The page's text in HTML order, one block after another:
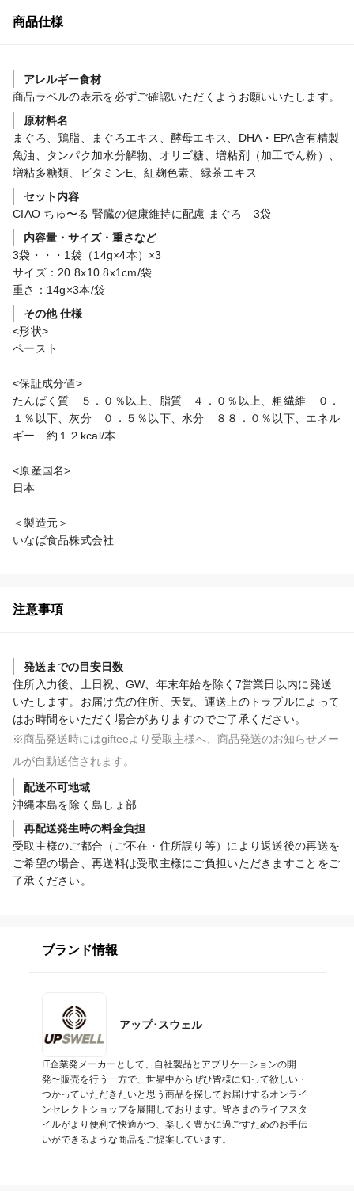
商品仕様
アレルギー食材
商品ラベルの表示を必ずご確認いただくようお願いいたします。
原材料名
まぐろ、鶏脂、まぐろエキス、酵母エキス、DHA・EPA含有精製
魚油、タンパク加水分解物、オリゴ糖、増粘剤（加工でん粉）、
増粘多糖類、ビタミンE、紅麹色素、緑茶エキス
セット内容
CIAO ちゅ〜る 腎臓の健康維持に配慮 まぐろ　3袋
内容量・サイズ・重さなど
3袋・・・1袋（14g×4本）×3
サイズ：20.8x10.8x1cm/袋
重さ：14g×3本/袋
その他 仕様
<形状>
ペースト
<保証成分値>
たんぱく質　５．０％以上、脂質　４．０％以上、粗繊維　０．
１％以下、灰分　０．５％以下、水分　８８．０％以下、エネル
ギー　約１２kcal/本
<原産国名>
日本
＜製造元＞
いなば食品株式会社
注意事項
発送までの目安日数
住所入力後、土日祝、GW、年末年始を除く7営業日以内に発送
いたします。お届け先の住所、天気、運送上のトラブルによって
はお時間をいただく場合がありますのでご了承ください。
※商品発送時にはgifteeより受取主様へ、商品発送のお知らせメー
ルが自動送信されます。
配送不可地域
沖縄本島を除く島しょ部
再配送発生時の料金負担
受取主様のご都合（ご不在・住所誤り等）により返送後の再送を
ご希望の場合、再送料は受取主様にご負担いただきますことをご
了承ください。
ブランド情報
アップ･スウェル
IT企業発メーカーとして、自社製品とアプリケーションの開
発〜販売を行う一方で、世界中からぜひ皆様に知って欲しい・
つかっていただきたいと思う商品を探してお届けするオンライ
ンセレクトショップを展開しております。皆さまのライフスタ
イルがより便利で快適かつ、楽しく豊かに過ごすためのお手伝
いができるような商品をご提案しています。